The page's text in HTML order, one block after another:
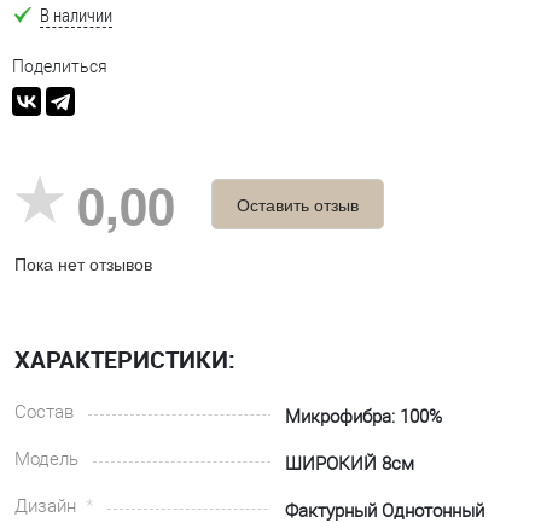
В наличии
Поделиться
0,00
Пока нет отзывов
Оставить отзыв
ХАРАКТЕРИСТИКИ:
Состав
Микрофибра: 100%
Модель
ШИРОКИЙ 8см
Дизайн
Фактурный Однотонный